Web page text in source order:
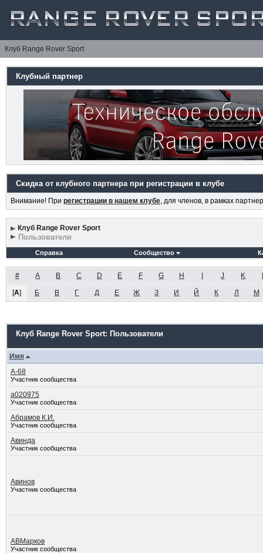
Клуб Range Rover Sport
Клубный партнер
Скидка от клубного партнера при регистрации в клубе
Внимание! При регистрации в нашем клубе, для членов, в рамках
Клуб Range Rover Sport
Пользователи
Справка Сообщество
# A B C D E F G H J K
[А] Б В Г Д Е Ж З И Й К Л М
Клуб Range Rover Sport: Пользователи
Имя
А-68
Участник сообщества
а020975
Участник сообщества
Абрамов К.И.
Участник сообщества
Авинда
Участник сообщества
Авинов
Участник сообщества
АВМарков
Участник сообщества